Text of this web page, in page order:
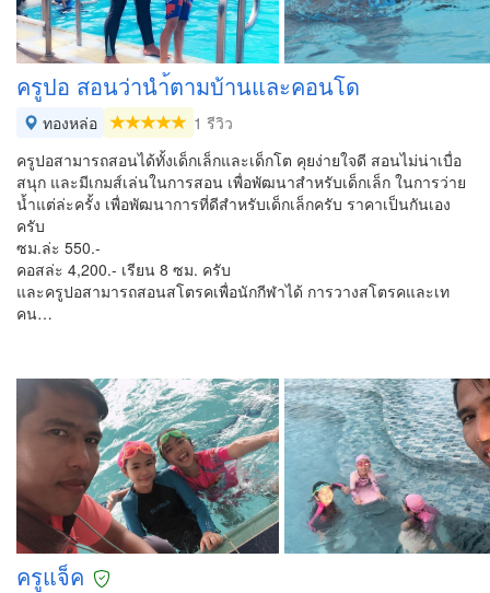
ครูปอ สอนว่านำ้ตามบ้านและคอนโด
ทองหล่อ
1 รีวิว
ครูปอสามารถสอนได้ทั้งเด็กเล็กและเด็กโต คุยง่ายใจดี สอนไม่น่าเบื่อ
สนุก และมีเกมส์เล่นในการสอน เพื่อพัฒนาสำหรับเด็กเล็ก ในการว่าย
น้ำแต่ล่ะครั้ง เพื่อพัฒนาการที่ดีสำหรับเด็กเล็กครับ ราคาเป็นกันเอง
ครับ
ซม.ล่ะ 550.-
คอสล่ะ 4,200.- เรียน 8 ซม. ครับ
และครูปอสามารถสอนสโตรคเพื่อนักกีฬาได้ การวางสโตรคและเท
คน…
ครูแจ็ค